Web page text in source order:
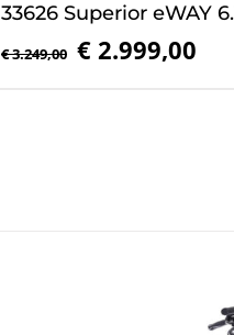
33626 Superior eWAY
€3.249,00
Oorspronkelijke
€ 2.999,00